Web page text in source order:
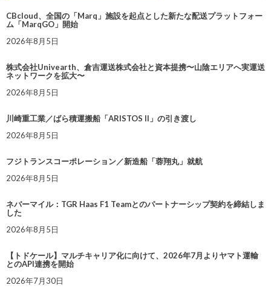
CBcloud、全国の「Marq」施設を起点とした新たな配送プラットフォー
ム「MarqGO」開始
2026年8月5日
株式会社Univearth、倉吉運送株式会社と資本提携〜山陰エリアへ実運送
ネットワークを拡大〜
2026年8月5日
川崎重工業／ばら積運搬船「ARISTOS II」の引き渡し
2026年8月5日
フジトランスコーポレーション／新造船「蓉翔丸」就航
2026年8月5日
ネバーマイル：TGR Haas F1 Teamとのパートナーシップ契約を締結しま
した
2026年8月5日
【トドケール】マルチキャリア化に向けて、2026年7月よりヤマト運輸
とのAPI連携を開始
2026年7月30日